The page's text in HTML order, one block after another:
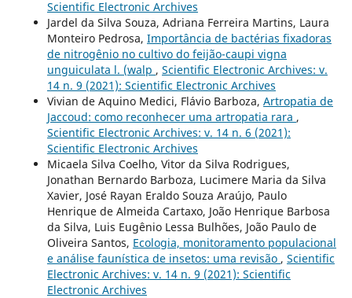
Scientific Electronic Archives
Jardel da Silva Souza, Adriana Ferreira Martins, Laura
Monteiro Pedrosa, Importância de bactérias fixadoras
de nitrogênio no cultivo do feijão-caupi vigna
unguiculata l. (walp , Scientific Electronic Archives: v.
14 n. 9 (2021): Scientific Electronic Archives
Vivian de Aquino Medici, Flávio Barboza, Artropatia de
Jaccoud: como reconhecer uma artropatia rara ,
Scientific Electronic Archives: v. 14 n. 6 (2021):
Scientific Electronic Archives
Micaela Silva Coelho, Vitor da Silva Rodrigues,
Jonathan Bernardo Barboza, Lucimere Maria da Silva
Xavier, José Rayan Eraldo Souza Araújo, Paulo
Henrique de Almeida Cartaxo, João Henrique Barbosa
da Silva, Luis Eugênio Lessa Bulhões, João Paulo de
Oliveira Santos, Ecologia, monitoramento populacional
e análise faunística de insetos: uma revisão , Scientific
Electronic Archives: v. 14 n. 9 (2021): Scientific
Electronic Archives